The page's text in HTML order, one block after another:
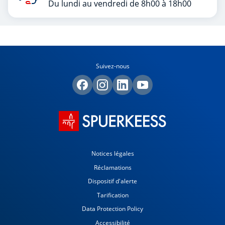
Du lundi au vendredi de 8h00 à 18h00
Suivez-nous
Notices légales
Réclamations
Dispositif d'alerte
Tarification
Data Protection Policy
Accessibilité